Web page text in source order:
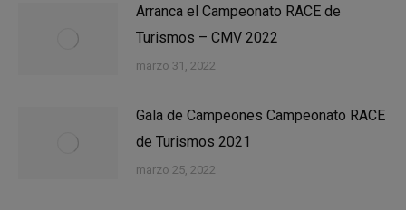
Arranca el Campeonato RACE de
Turismos – CMV 2022
marzo 31, 2022
Gala de Campeones Campeonato RACE
de Turismos 2021
marzo 25, 2022